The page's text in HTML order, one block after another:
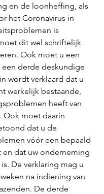
en de loonheffing, als
het Coronavirus in
is
dit wel schriftelijk
Ook moet u een
een derde deskundige
wordt verklaard dat u
werkelijk bestaande,
heeft van
Ook moet daarin
dat u de
vóór een bepaald
dat uw onderneming
De verklaring mag u
na indiening van
De derde